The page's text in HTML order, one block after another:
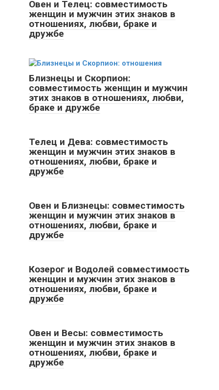
Овен и Телец: совместимость
женщин и мужчин этих знаков в
отношениях, любви, браке и
дружбе
Близнецы и Скорпион:
совместимость женщин и мужчин
этих знаков в отношениях, любви,
браке и дружбе
Телец и Дева: совместимость
женщин и мужчин этих знаков в
отношениях, любви, браке и
дружбе
Овен и Близнецы: совместимость
женщин и мужчин этих знаков в
отношениях, любви, браке и
дружбе
Козерог и Водолей совместимость
женщин и мужчин этих знаков в
отношениях, любви, браке и
дружбе
Овен и Весы: совместимость
женщин и мужчин этих знаков в
отношениях, любви, браке и
дружбе